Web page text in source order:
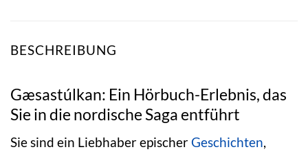
BESCHREIBUNG
Gæsastúlkan: Ein Hörbuch-Erlebnis, das
Sie in die nordische Saga entführt
Sie sind ein Liebhaber epischerGeschichten,